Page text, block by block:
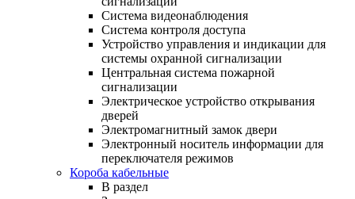
Система видеонаблюдения
Система контроля доступа
Устройство управления и индикации для
системы охранной сигнализации
Центральная система пожарной
сигнализации
Электрическое устройство открывания
дверей
Электромагнитный замок двери
Электронный носитель информации для
переключателя режимов
Короба кабельные
В раздел